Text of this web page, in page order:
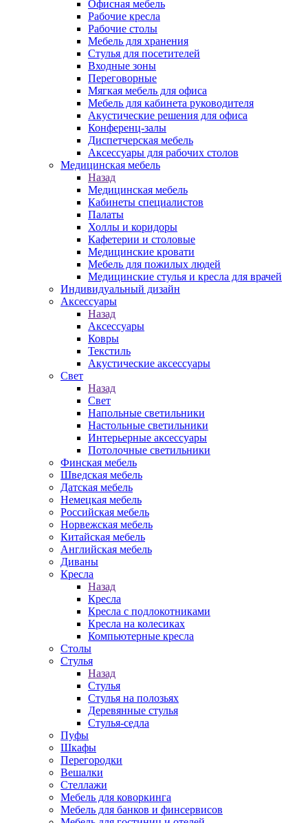
Офисная мебель
Рабочие кресла
Рабочие столы
Мебель для хранения
Стулья для посетителей
Входные зоны
Переговорные
Мягкая мебель для офиса
Мебель для кабинета руководителя
Акустические решения для офиса
Конференц-залы
Диспетчерская мебель
Аксессуары для рабочих столов
Медицинская мебель
Назад
Медицинская мебель
Кабинеты специалистов
Палаты
Холлы и коридоры
Кафетерии и столовые
Медицинские кровати
Мебель для пожилых людей
Медицинские стулья и кресла для врачей
Индивидуальный дизайн
Аксессуары
Назад
Аксессуары
Ковры
Текстиль
Акустические аксессуары
Свет
Назад
Свет
Напольные светильники
Настольные светильники
Интерьерные аксессуары
Потолочные светильники
Финская мебель
Шведская мебель
Датская мебель
Немецкая мебель
Российская мебель
Норвежская мебель
Китайская мебель
Английская мебель
Диваны
Кресла
Назад
Кресла
Кресла с подлокотниками
Кресла на колесиках
Компьютерные кресла
Столы
Стулья
Назад
Стулья
Стулья на полозьях
Деревянные стулья
Стулья-седла
Пуфы
Шкафы
Перегородки
Вешалки
Стеллажи
Мебель для коворкинга
Мебель для банков и финсервисов